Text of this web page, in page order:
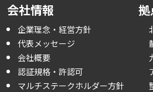
会社情報
企業理念・経営方針
代表メッセージ
会社概要
認証規格・許認可
マルチステークホルダー方針